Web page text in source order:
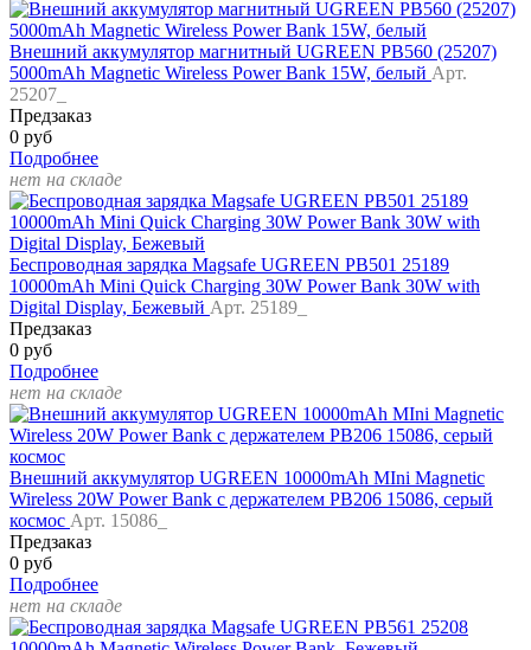
Внешний аккумулятор магнитный UGREEN PB560 (25207)
5000mAh Magnetic Wireless Power Bank 15W, белый Арт.
25207_
Предзаказ
0 руб
Подробнее
нет на складе
Беспроводная зарядка Magsafe UGREEN PB501 25189
10000mAh Mini Quick Charging 30W Power Bank 30W with
Digital Display, Бежевый Арт. 25189_
Предзаказ
0 руб
Подробнее
нет на складе
Внешний аккумулятор UGREEN 10000mAh MIni Magnetic
Wireless 20W Power Bank c держателем PB206 15086, серый
космос Арт. 15086_
Предзаказ
0 руб
Подробнее
нет на складе